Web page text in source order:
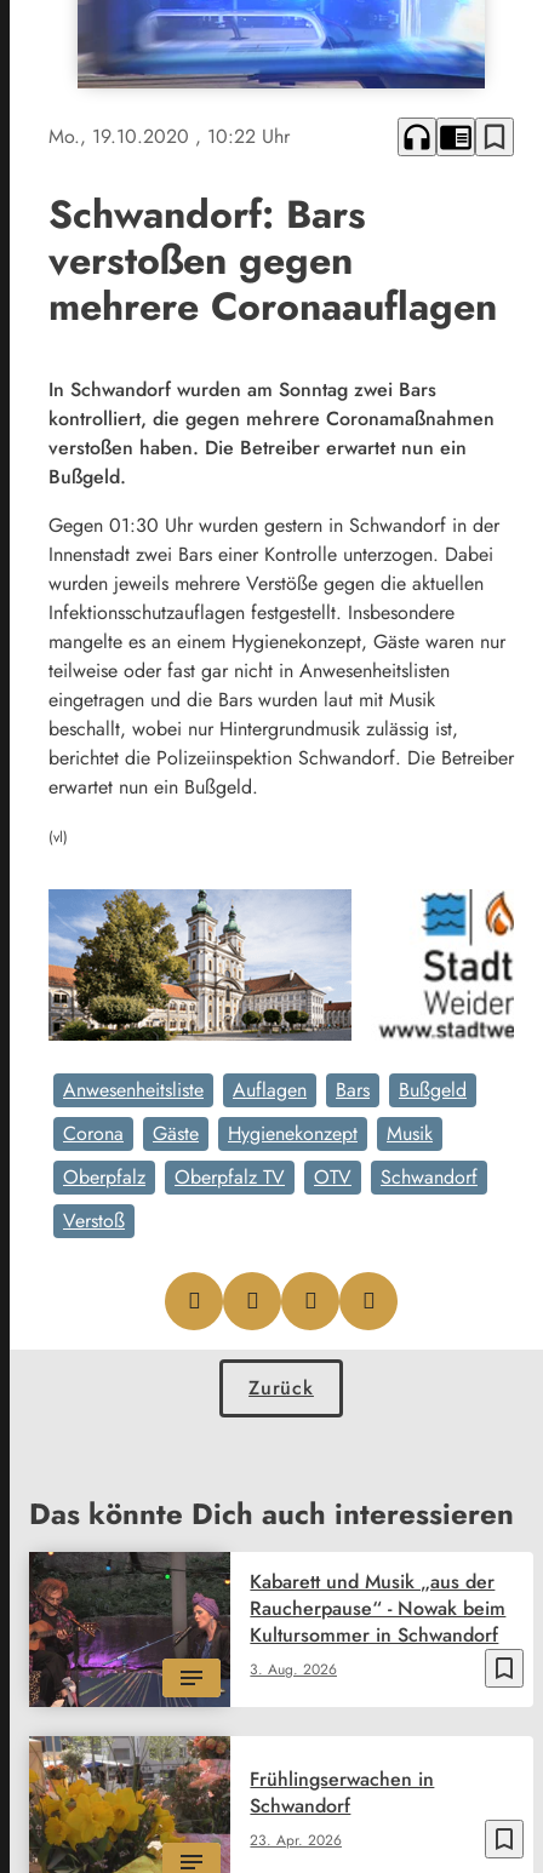
Mo., 19.10.2020 , 10:22 Uhr headphones chrome_reader_mode bookmark_border
Schwandorf: Bars
verstoßen gegen
mehrere Coronaauflagen
In Schwandorf wurden am Sonntag zwei Bars
kontrolliert, die gegen mehrere Coronamaßnahmen
verstoßen haben. Die Betreiber erwartet nun ein
Bußgeld.
Gegen 01:30 Uhr wurden gestern in Schwandorf in der
Innenstadt zwei Bars einer Kontrolle unterzogen. Dabei
wurden jeweils mehrere Verstöße gegen die aktuellen
Infektionsschutzauflagen festgestellt. Insbesondere
mangelte es an einem Hygienekonzept, Gäste waren nur
teilweise oder fast gar nicht in Anwesenheitslisten
eingetragen und die Bars wurden laut mit Musik
beschallt, wobei nur Hintergrundmusik zulässig ist,
berichtet die Polizeiinspektion Schwandorf. Die Betreiber
erwartet nun ein Bußgeld.
(vl)
Anwesenheitsliste Auflagen Bars
Bußgeld
Corona
Gäste Hygienekonzept
Musik
Oberpfalz
Oberpfalz TV OTV
Schwandorf
Verstoß
Zurück
Das könnte Dich auch interessieren
bookmark_border
3. Aug. 2026
Kabarett und Musik „aus der
Raucherpause“ - Nowak beim
Kultursommer in Schwandorf
bookmark_border
23. Apr. 2026
Frühlingserwachen in
Schwandorf